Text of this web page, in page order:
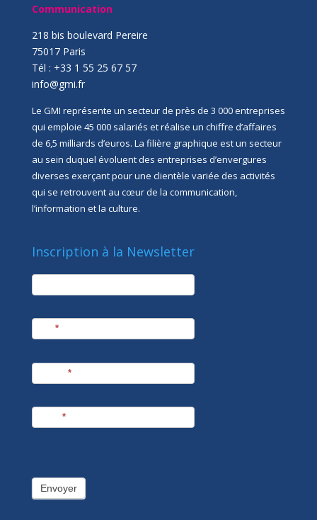
Communication
218 bis boulevard Pereire
75017 Paris
Tél : +33 1 55 25 67 57
info@gmi.fr
Le GMI représente un secteur de près de 3 000 entreprises
qui emploie 45 000 salariés et réalise un chiffre d’affaires
de 6,5 milliards d’euros. La filière graphique est un secteur
au sein duquel évoluent des entreprises d’envergures
diverses exerçant pour une clientèle variée des activités
qui se retrouvent au cœur de la communication,
l’information et la culture.
Inscription à la Newsletter
newsletter
*
*
*
Envoyer